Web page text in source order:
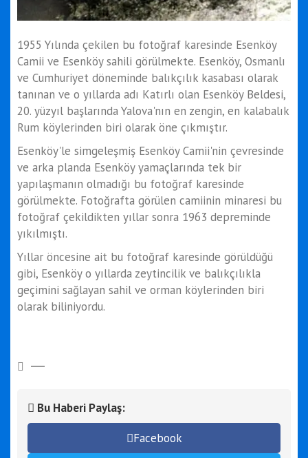
1955 Yılında çekilen bu fotoğraf karesinde Esenköy
Camii ve Esenköy sahili görülmekte. Esenköy, Osmanlı
ve Cumhuriyet döneminde balıkçılık kasabası olarak
tanınan ve o yıllarda adı Katırlı olan Esenköy Beldesi,
20. yüzyıl başlarında Yalova'nın en zengin, en kalabalık
Rum köylerinden biri olarak öne çıkmıştır.
Esenköy'le simgeleşmiş Esenköy Camii'nin çevresinde
ve arka planda Esenköy yamaçlarında tek bir
yapılaşmanın olmadığı bu fotoğraf karesinde
görülmekte. Fotoğrafta görülen camiinin minaresi bu
fotoğraf çekildikten yıllar sonra 1963 depreminde
yıkılmıştı.
Yıllar öncesine ait bu fotoğraf karesinde görüldüğü
gibi, Esenköy o yıllarda zeytincilik ve balıkçılıkla
geçimini sağlayan sahil ve orman köylerinden biri
olarak biliniyordu.
Bu Haberi Paylaş:
Facebook